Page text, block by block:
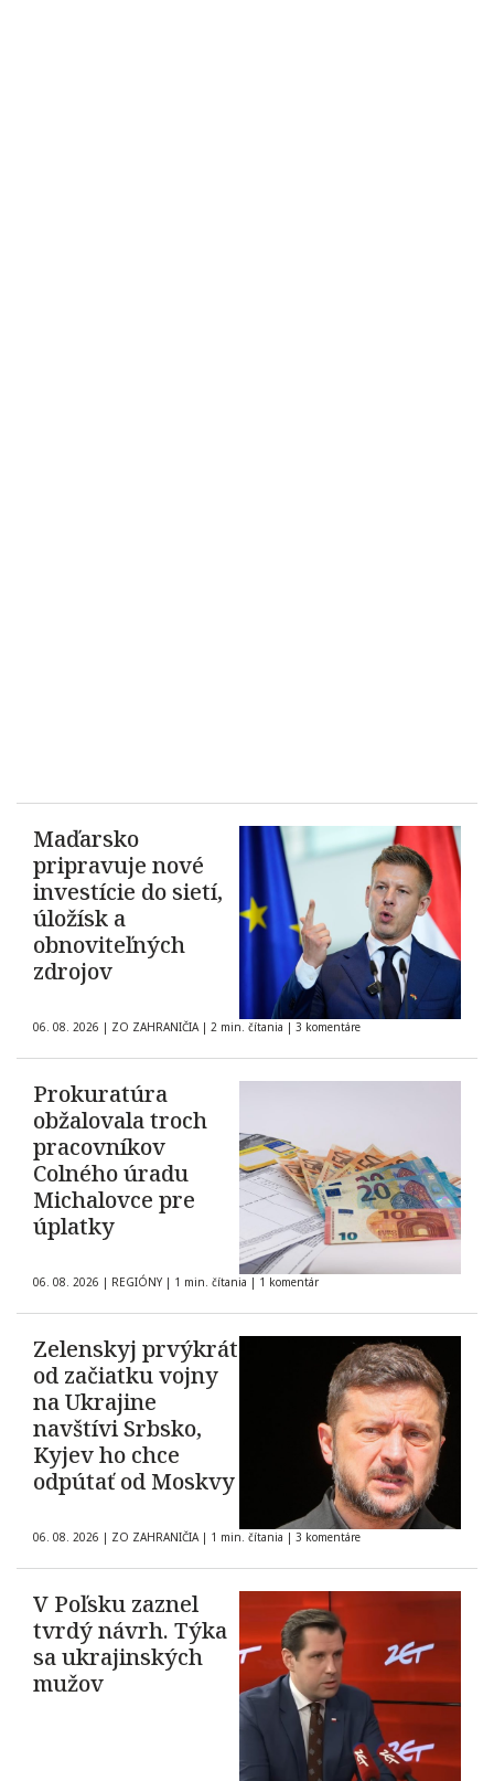
Maďarsko
pripravuje nové
investície do sietí,
úložísk a
obnoviteľných
zdrojov
06. 08. 2026 | ZO ZAHRANIČIA | 2 min. čítania | 3 komentáre
Prokuratúra
obžalovala troch
pracovníkov
Colného úradu
Michalovce pre
úplatky
06. 08. 2026 | REGIÓNY | 1 min. čítania | 1 komentár
Zelenskyj prvýkrát
od začiatku vojny
na Ukrajine
navštívi Srbsko,
Kyjev ho chce
odpútať od Moskvy
06. 08. 2026 | ZO ZAHRANIČIA | 1 min. čítania | 3 komentáre
V Poľsku zaznel
tvrdý návrh. Týka
sa ukrajinských
mužov